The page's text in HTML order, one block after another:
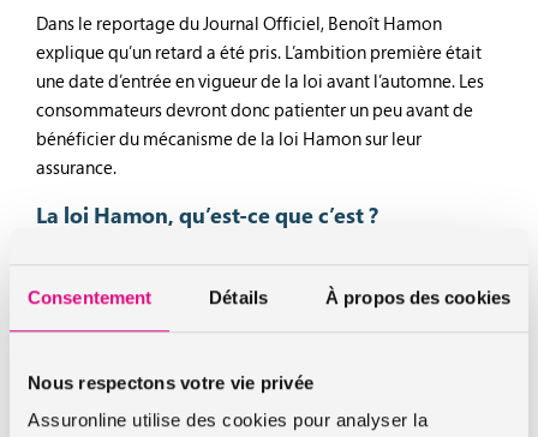
Consentement Détails À propos des cookies
Nous respectons votre vie privée
Assuronline utilise des cookies pour analyser la
Dans le reportage du Journal Officiel, Benoît Hamon
explique qu’un retard a été pris. L’ambition première était
une date d’entrée en vigueur de la loi avant l’automne. Les
consommateurs devront donc patienter un peu avant de
bénéficier du mécanisme de la loi Hamon sur leur
assurance.
La loi Hamon, qu’est-ce que c’est ?
concerne l’assurance. Ainsi, dès l’entrée en vigueur de la loi,
moins un an. De quoi satisfaire un grand nombre d’entre